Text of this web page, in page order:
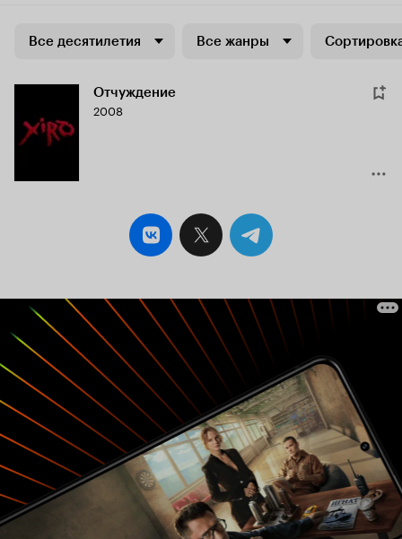
Все десятилетия Все жанры
Отчуждение
2008